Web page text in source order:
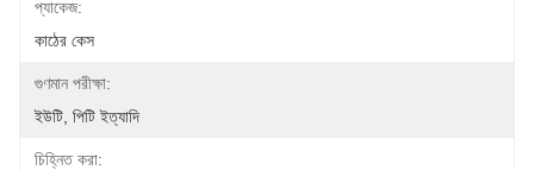
প্যাকেজ:
কাঠের কেস
গুণমান পরীক্ষা:
ইউটি, পিটি ইত্যাদি
চিহ্নিত করা: